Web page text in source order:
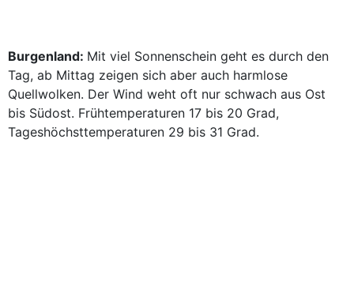
Burgenland: Mit viel Sonnenschein geht es durch den
Tag, ab Mittag zeigen sich aber auch harmlose
Quellwolken. Der Wind weht oft nur schwach aus Ost
bis Südost. Frühtemperaturen 17 bis 20 Grad,
Tageshöchsttemperaturen 29 bis 31 Grad.